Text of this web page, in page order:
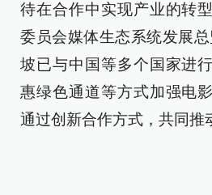
待在合作中实现产业的转
委员会媒体生态系统发展
坡已与中国等多个国家进
惠绿色通道等方式加强电
通过创新合作方式，共同推